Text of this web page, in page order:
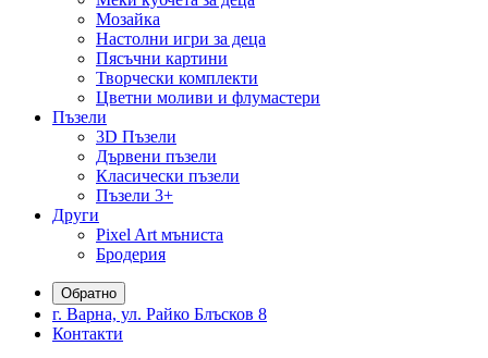
Мозайка
Настолни игри за деца
Пясъчни картини
Творчески комплекти
Цветни моливи и флумастери
Пъзели
3D Пъзели
Дървени пъзели
Класически пъзели
Пъзели 3+
Други
Pixel Art мъниста
Бродерия
Обратно
г. Варна, ул. Райко Блъсков 8
Контакти